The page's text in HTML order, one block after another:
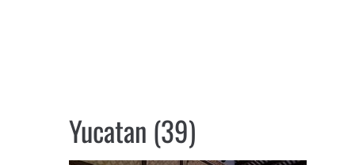
Yucatan (39)